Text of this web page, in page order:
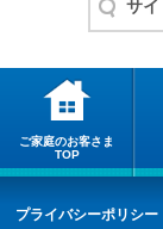
ご家庭のお客さま
TOP
プライバシーポリシー